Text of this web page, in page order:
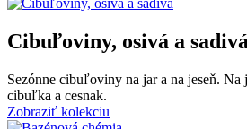
Cibuľoviny, osivá a sadivá
Sezónne cibuľoviny na jar a na jeseň. Na
cibuľka a cesnak.
Zobraziť kolekciu